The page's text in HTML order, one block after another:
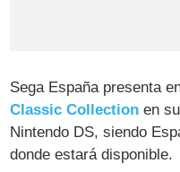
Sega España presenta
Classic Collection en
Nintendo DS, siendo
donde estará disponible.